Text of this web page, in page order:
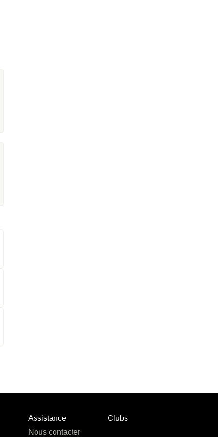
Assistance
Nous contacter
Clubs